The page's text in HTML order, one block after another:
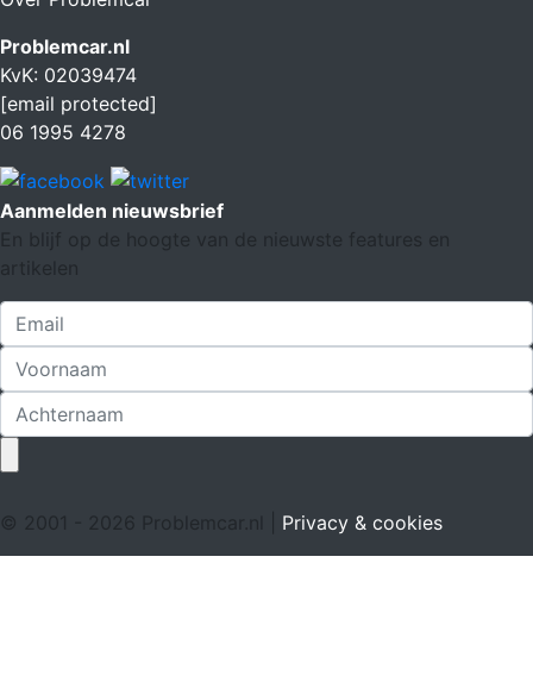
Problemcar.nl
KvK: 02039474
[email protected]
06 1995 4278
Aanmelden nieuwsbrief
En blijf op de hoogte van de nieuwste features en
artikelen
© 2001 - 2026 Problemcar.nl | Privacy & cookies